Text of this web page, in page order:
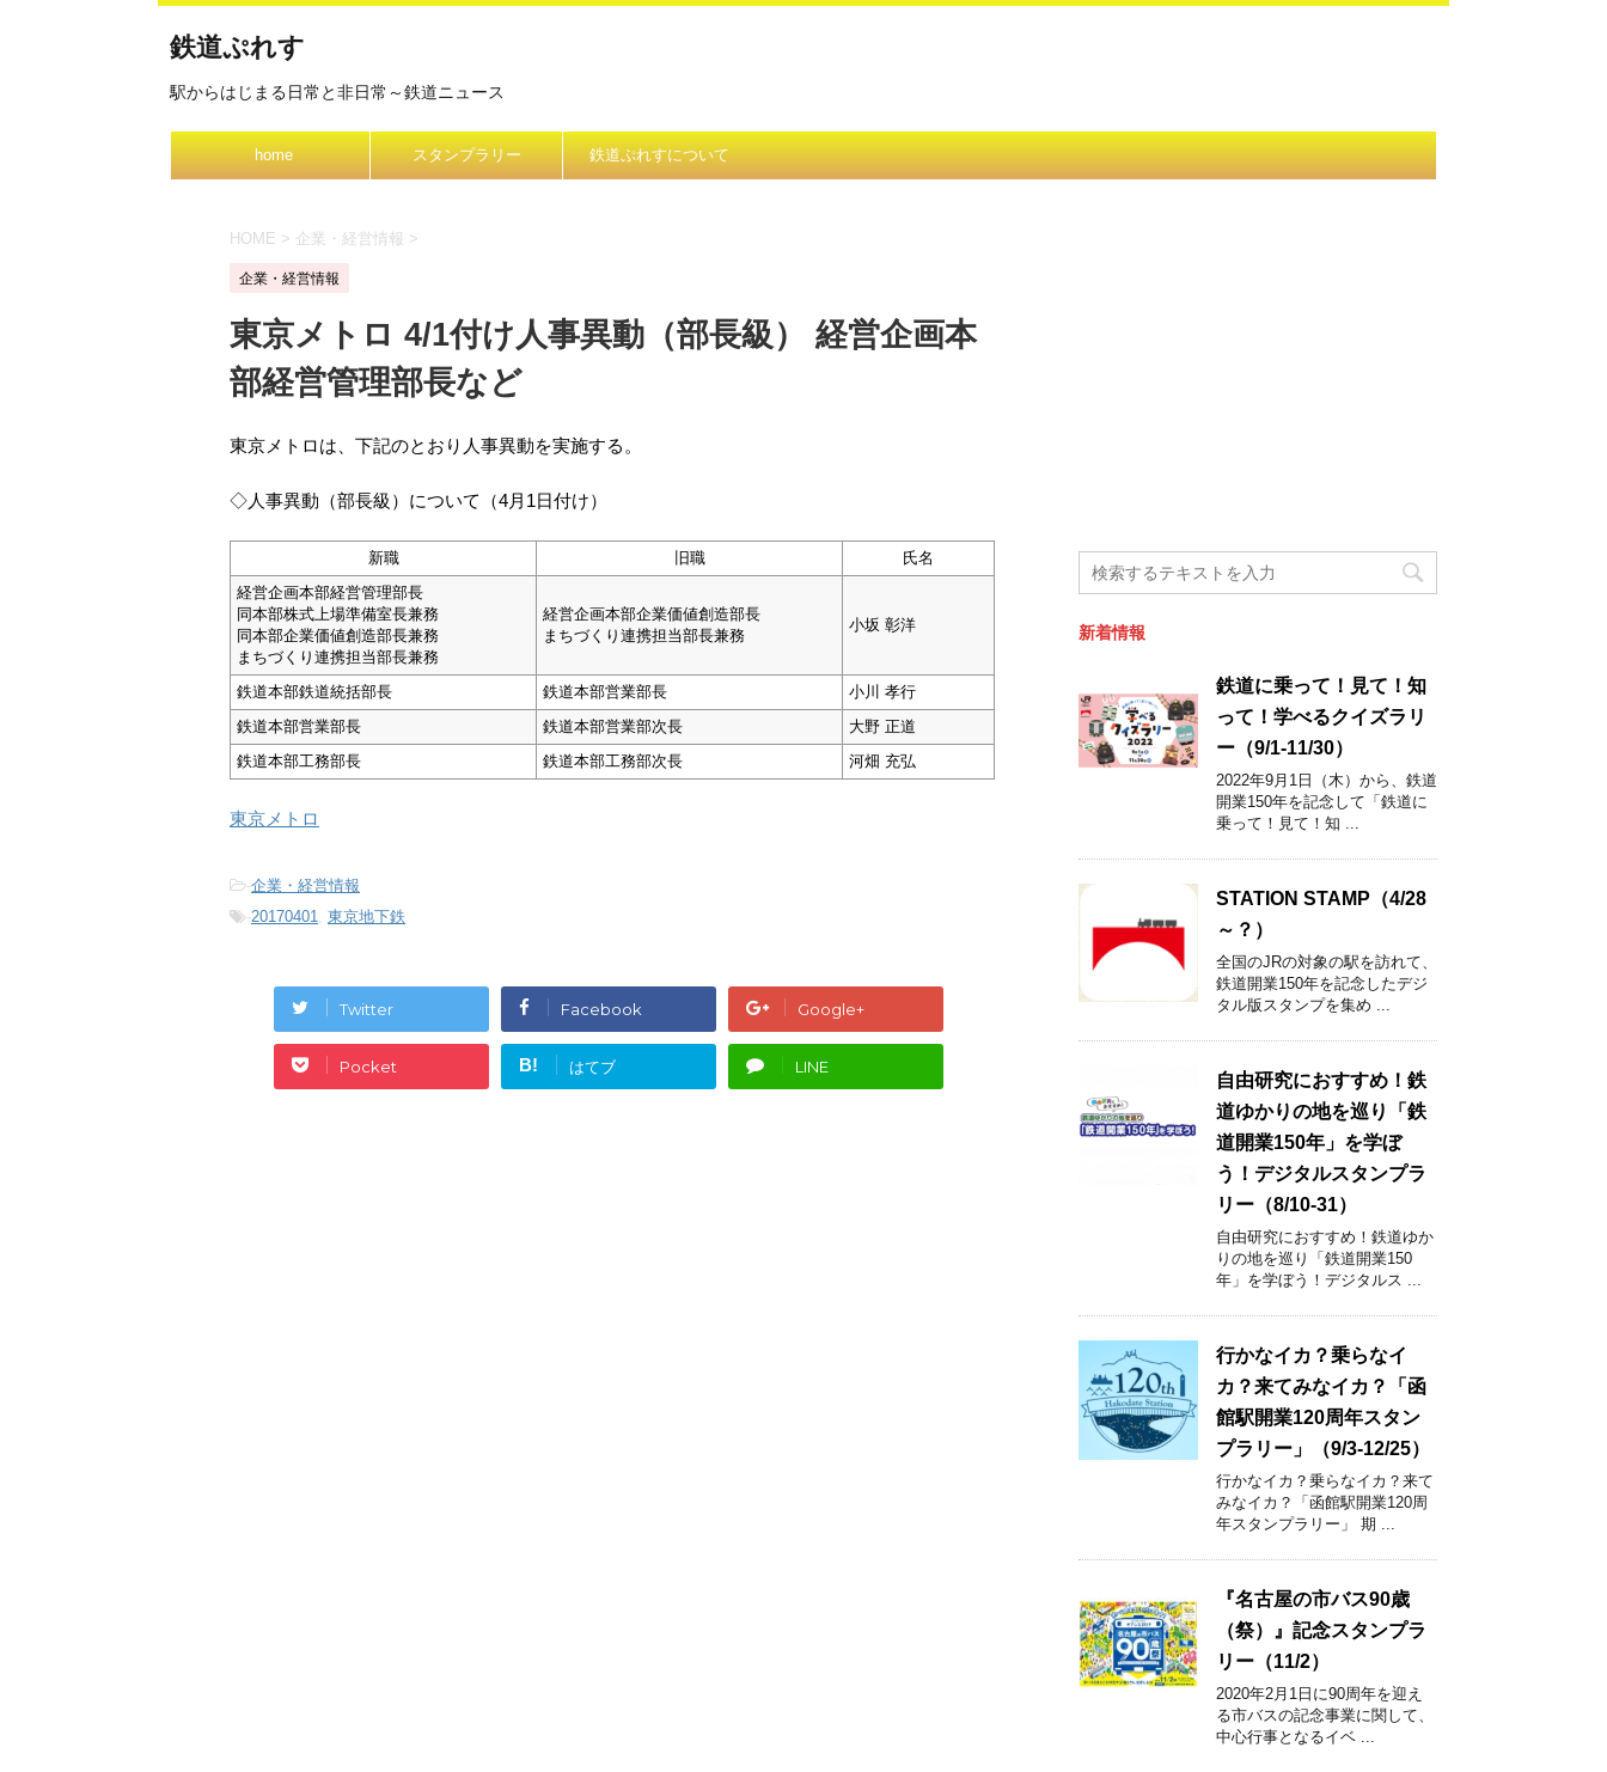
鉄道ぷれす
駅からはじまる日常と非日常～鉄道ニュース
home スタンプラリー 鉄道ぷれすについて
HOME > 企業・経営情報 >
企業・経営情報
東京メトロ 4/1付け人事異動（部長級） 経営企画本
部経営管理部長など
東京メトロは、下記のとおり人事異動を実施する。
◇人事異動（部長級）について（4月1日付け）
新職 旧職
氏名
経営企画本部経営管理部長
同本部株式上場準備室長兼務
同本部企業価値創造部長兼務
まちづくり連携担当部長兼務
経営企画本部企業価値創造部長
まちづくり連携担当部長兼務
小坂 彰洋
鉄道本部鉄道統括部長 鉄道本部営業部長
小川 孝行
鉄道本部営業部長
鉄道本部営業部次長
大野 正道
鉄道本部工務部長
鉄道本部工務部次長 河畑 充弘
東京メトロ
-企業・経営情報
-20170401, 東京地下鉄
Twitter Facebook Google+
Pocket B! はてブ LINE
新着情報
鉄道に乗って！見て！知
って！学べるクイズラリ
ー（9/1-11/30）
2022年9月1日（木）から、鉄道
開業150年を記念して「鉄道に
乗って！見て！知 ...
STATION STAMP（4/28
～？）
全国のJRの対象の駅を訪れて、
鉄道開業150年を記念したデジ
タル版スタンプを集め ...
自由研究におすすめ！鉄
道ゆかりの地を巡り「鉄
道開業150年」を学ぼ
う！デジタルスタンプラ
リー（8/10-31）
自由研究におすすめ！鉄道ゆか
りの地を巡り「鉄道開業150
年」を学ぼう！デジタルス ...
行かなイカ？乗らなイ
カ？来てみなイカ？「函
館駅開業120周年スタン
プラリー」（9/3-12/25）
行かなイカ？乗らなイカ？来て
みなイカ？「函館駅開業120周
年スタンプラリー」 期 ...
『名古屋の市バス90歳
（祭）』記念スタンプラ
リー（11/2）
2020年2月1日に90周年を迎え
る市バスの記念事業に関して、
中心行事となるイベ ...